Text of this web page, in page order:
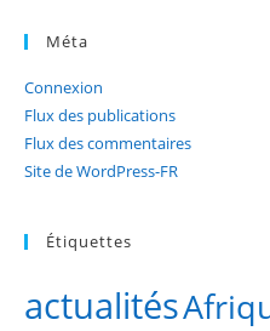
Méta
Connexion
Flux des publications
Flux des commentaires
Site de WordPress-FR
Étiquettes
actualités